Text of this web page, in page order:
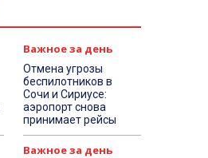
Важное за день
Отмена угрозы
беспилотников в
Сочи и Сириусе:
аэропорт снова
принимает рейсы
Важное за день